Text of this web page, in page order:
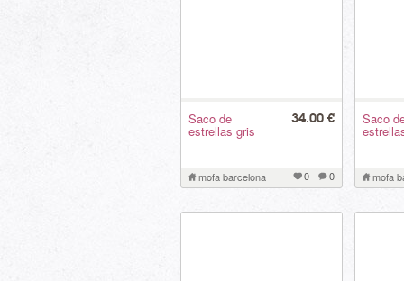
Saco de
estrellas gris
34.00 €
mofa barcelona 0 0
Saco
mofa